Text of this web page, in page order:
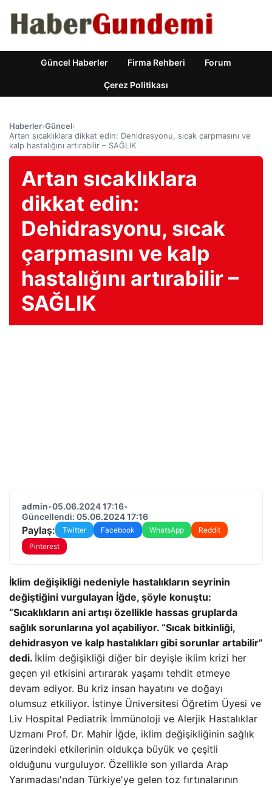
Güncel Haberler Firma Rehberi Forum
Çerez Politikası
Haberler›Güncel›
Artan sıcaklıklara dikkat edin: Dehidrasyonu, sıcak çarpmasını ve
kalp hastalığını artırabilir – SAĞLIK
Artan sıcaklıklara
dikkat edin:
Dehidrasyonu, sıcak
çarpmasını ve kalp
hastalığını artırabilir –
SAĞLIK
admin•05.06.2024 17:16•
Güncellendi: 05.06.2024 17:16
Paylaş: Twitter Facebook WhatsApp
Reddit
Pinterest
İklim değişikliği nedeniyle hastalıkların seyrinin
değiştiğini vurgulayan İğde, şöyle konuştu:
“Sıcaklıkların ani artışı özellikle hassas gruplarda
sağlık sorunlarına yol açabiliyor. “Sıcak bitkinliği,
dehidrasyon ve kalp hastalıkları gibi sorunlar artabilir”
dedi. İklim değişikliği diğer bir deyişle iklim krizi her
geçen yıl etkisini artırarak yaşamı tehdit etmeye
devam ediyor. Bu kriz insan hayatını ve doğayı
olumsuz etkiliyor. İstinye Üniversitesi Öğretim Üyesi ve
Liv Hospital Pediatrik İmmünoloji ve Alerjik Hastalıklar
Uzmanı Prof. Dr. Mahir İğde, iklim değişikliğinin sağlık
üzerindeki etkilerinin oldukça büyük ve çeşitli
olduğunu vurguluyor. Özellikle son yıllarda Arap
Yarımadası'ndan Türkiye'ye gelen toz fırtınalarının